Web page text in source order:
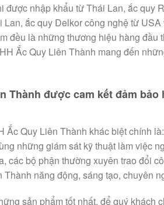
nhập khẩu từ Thái Lan, ắc quy
ắc quy Delkor công nghệ từ
đều là những thương hiệu hàng đầu
Ắc Quy Liên Thành mang đến
Thành được cam kết đảm
Quy Liên Thành khác biệt chính
những giám sát kỹ thuật làm việc
các bộ phận thường xuyên trao đổi
năng động, sáng tạo, chuyên
sản phẩm tốt nhất, để quý khách